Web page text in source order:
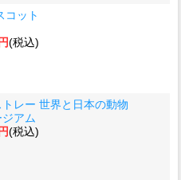
コット
(税込)
レー 世界と日本の動物
アム
(税込)